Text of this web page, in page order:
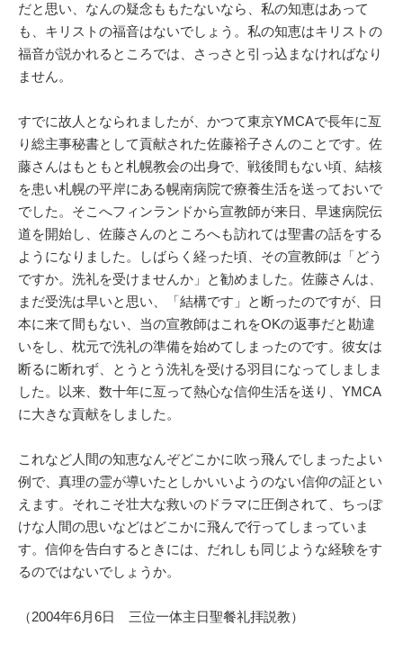
だと思い、なんの疑念ももたないなら、私の知恵はあって
も、キリストの福音はないでしょう。私の知恵はキリストの
福音が説かれるところでは、さっさと引っ込まなければなり
ません。
すでに故人となられましたが、かつて東京YMCAで長年に亙
り総主事秘書として貢献された佐藤裕子さんのことです。佐
藤さんはもともと札幌教会の出身で、戦後間もない頃、結核
を患い札幌の平岸にある幌南病院で療養生活を送っておいで
でした。そこへフィンランドから宣教師が来日、早速病院伝
道を開始し、佐藤さんのところへも訪れては聖書の話をする
ようになりました。しばらく経った頃、その宣教師は「どう
ですか。洗礼を受けませんか」と勧めました。佐藤さんは、
まだ受洗は早いと思い、「結構です」と断ったのですが、日
本に来て間もない、当の宣教師はこれをOKの返事だと勘違
いをし、枕元で洗礼の準備を始めてしまったのです。彼女は
断るに断れず、とうとう洗礼を受ける羽目になってしましま
した。以来、数十年に亙って熱心な信仰生活を送り、YMCA
に大きな貢献をしました。
これなど人間の知恵なんぞどこかに吹っ飛んでしまったよい
例で、真理の霊が導いたとしかいいようのない信仰の証とい
えます。それこそ壮大な救いのドラマに圧倒されて、ちっぽ
けな人間の思いなどはどこかに飛んで行ってしまっていま
す。信仰を告白するときには、だれしも同じような経験をす
るのではないでしょうか。
（2004年6月6日 三位一体主日聖餐礼拝説教）